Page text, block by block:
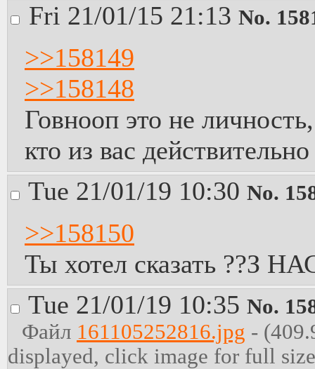
Fri 21/01/15 21:13 No.
>>158149
>>158148
Говнооп это не
кто из вас
Tue 21/01/19 10:30 No.
>>158150
Ты хотел сказать ??З
Tue 21/01/19 10:35 No.
Файл 161105252816.jpg -
displayed, click image for full